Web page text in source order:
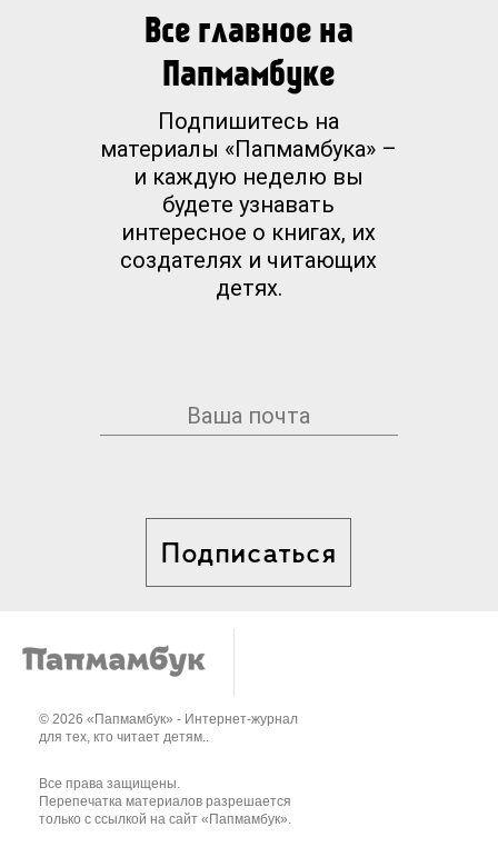
Все главное на
Папмамбуке
Подпишитесь на
материалы «Папмамбука» –
и каждую неделю вы
будете узнавать
интересное о книгах, их
создателях и читающих
детях.
Подписаться
© 2026 «Папмамбук» - Интернет-журнал
для тех, кто читает детям..
Все права защищены.
Перепечатка материалов разрешается
только с ссылкой на сайт «Папмамбук».